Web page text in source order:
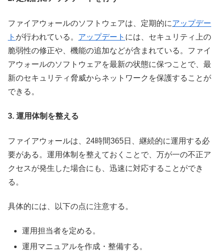
ファイアウォールのソフトウェアは、定期的にアップデー
ト が行われている。 アップデート には、セキュリティ上の
脆弱性の修正や、機能の追加などが含まれている。ファイ
アウォールのソフトウェアを最新の状態に保つことで、最
新のセキュリティ脅威からネットワークを保護することが
できる。
3. 運用体制を整える
ファイアウォールは、24時間365日、継続的に運用する必
要がある。運用体制を整えておくことで、万が一の不正ア
クセスが発生した場合にも、迅速に対応することができ
る。
具体的には、以下の点に注意する。
運用担当者を定める。
運用マニュアルを作成・整備する。